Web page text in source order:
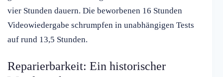
vier Stunden dauern. Die beworbenen 16 Stunden
Videowiedergabe schrumpfen in unabhängigen Tests
auf rund 13,5 Stunden.
Reparierbarkeit: Ein historischer